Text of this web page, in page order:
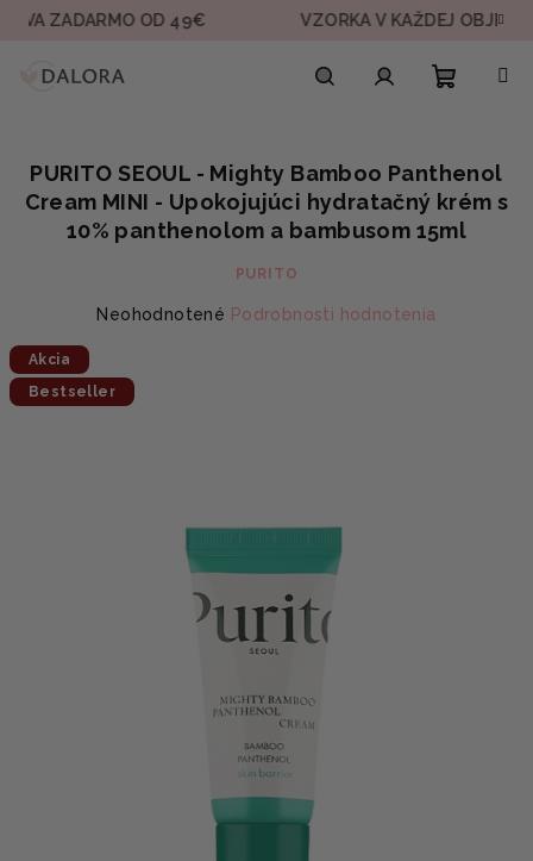
Prejsť
OD 49€ VZORKA V KAŽDEJ OBJEDNÁVKE
košík
PURITO SEOUL - Mighty Bamboo Panthenol
Cream MINI - Upokojujúci hydratačný krém s
10% panthenolom a bambusom 15ml
PURITO
Priemerné
je
0,0
Neohodnotené Podrobnosti hodnotenia
Akcia
Bestseller